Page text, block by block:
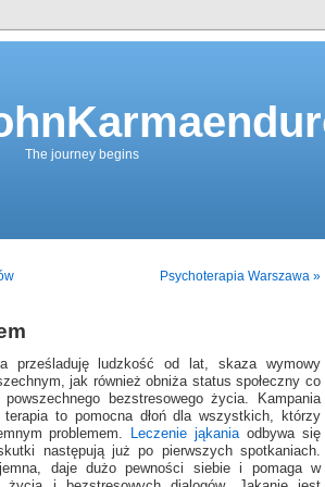
The journey begins
Psychoterapia Warszawa »
prześladuję ludzkość od lat, skaza wymowy
jak również obniża status społeczny co
powszechnego bezstresowego życia. Kampania
to pomocna dłoń dla wszystkich, którzy
problemem.
Leczenie jąkania odbywa się
następują już po pierwszych spotkaniach.
daje dużo pewności siebie i pomaga w